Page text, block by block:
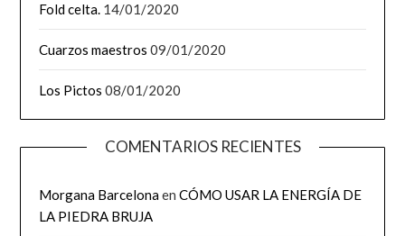
Fold celta. 14/01/2020
Cuarzos maestros 09/01/2020
Los Pictos 08/01/2020
COMENTARIOS RECIENTES
Morgana BarcelonaenCÓMO USAR LA ENERGÍA DE
LA PIEDRA BRUJA